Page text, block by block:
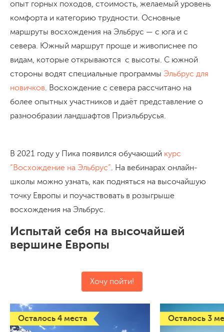
опыт горных походов, стоимость, желаемый уровень
комфорта и категорию трудности. Основные
маршруты восхождения на Эльбрус — с юга и с
севера. Южный маршрут проще и живописнее по
видам, которые открываются с высоты. С южной
стороны водят специальные программы Эльбрус для
новичков. Восхождение с севера рассчитано на
более опытных участников и даёт представление о
разнообразии ландшафтов Приэльбрусья.
В 2021 году у Пика появился обучающий курс
“Восхождение на Эльбрус”. На вебинарах онлайн-
школы можно узнать, как подняться на высочайшую
точку Европы и поучаствовать в розыгрыше
восхождения на Эльбрус.
Испытай себя на высочайшей
вершине Европы
Хочу пойти!
Осталось 4 места Осталось 3